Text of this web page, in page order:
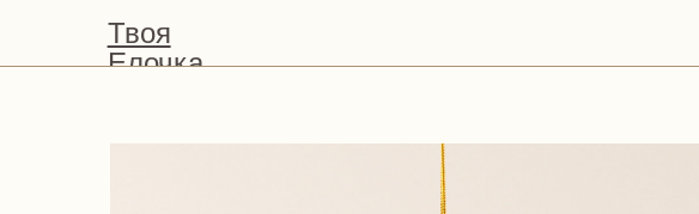
Твоя
Елочка